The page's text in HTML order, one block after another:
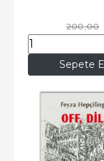
Sepete
200,00
172